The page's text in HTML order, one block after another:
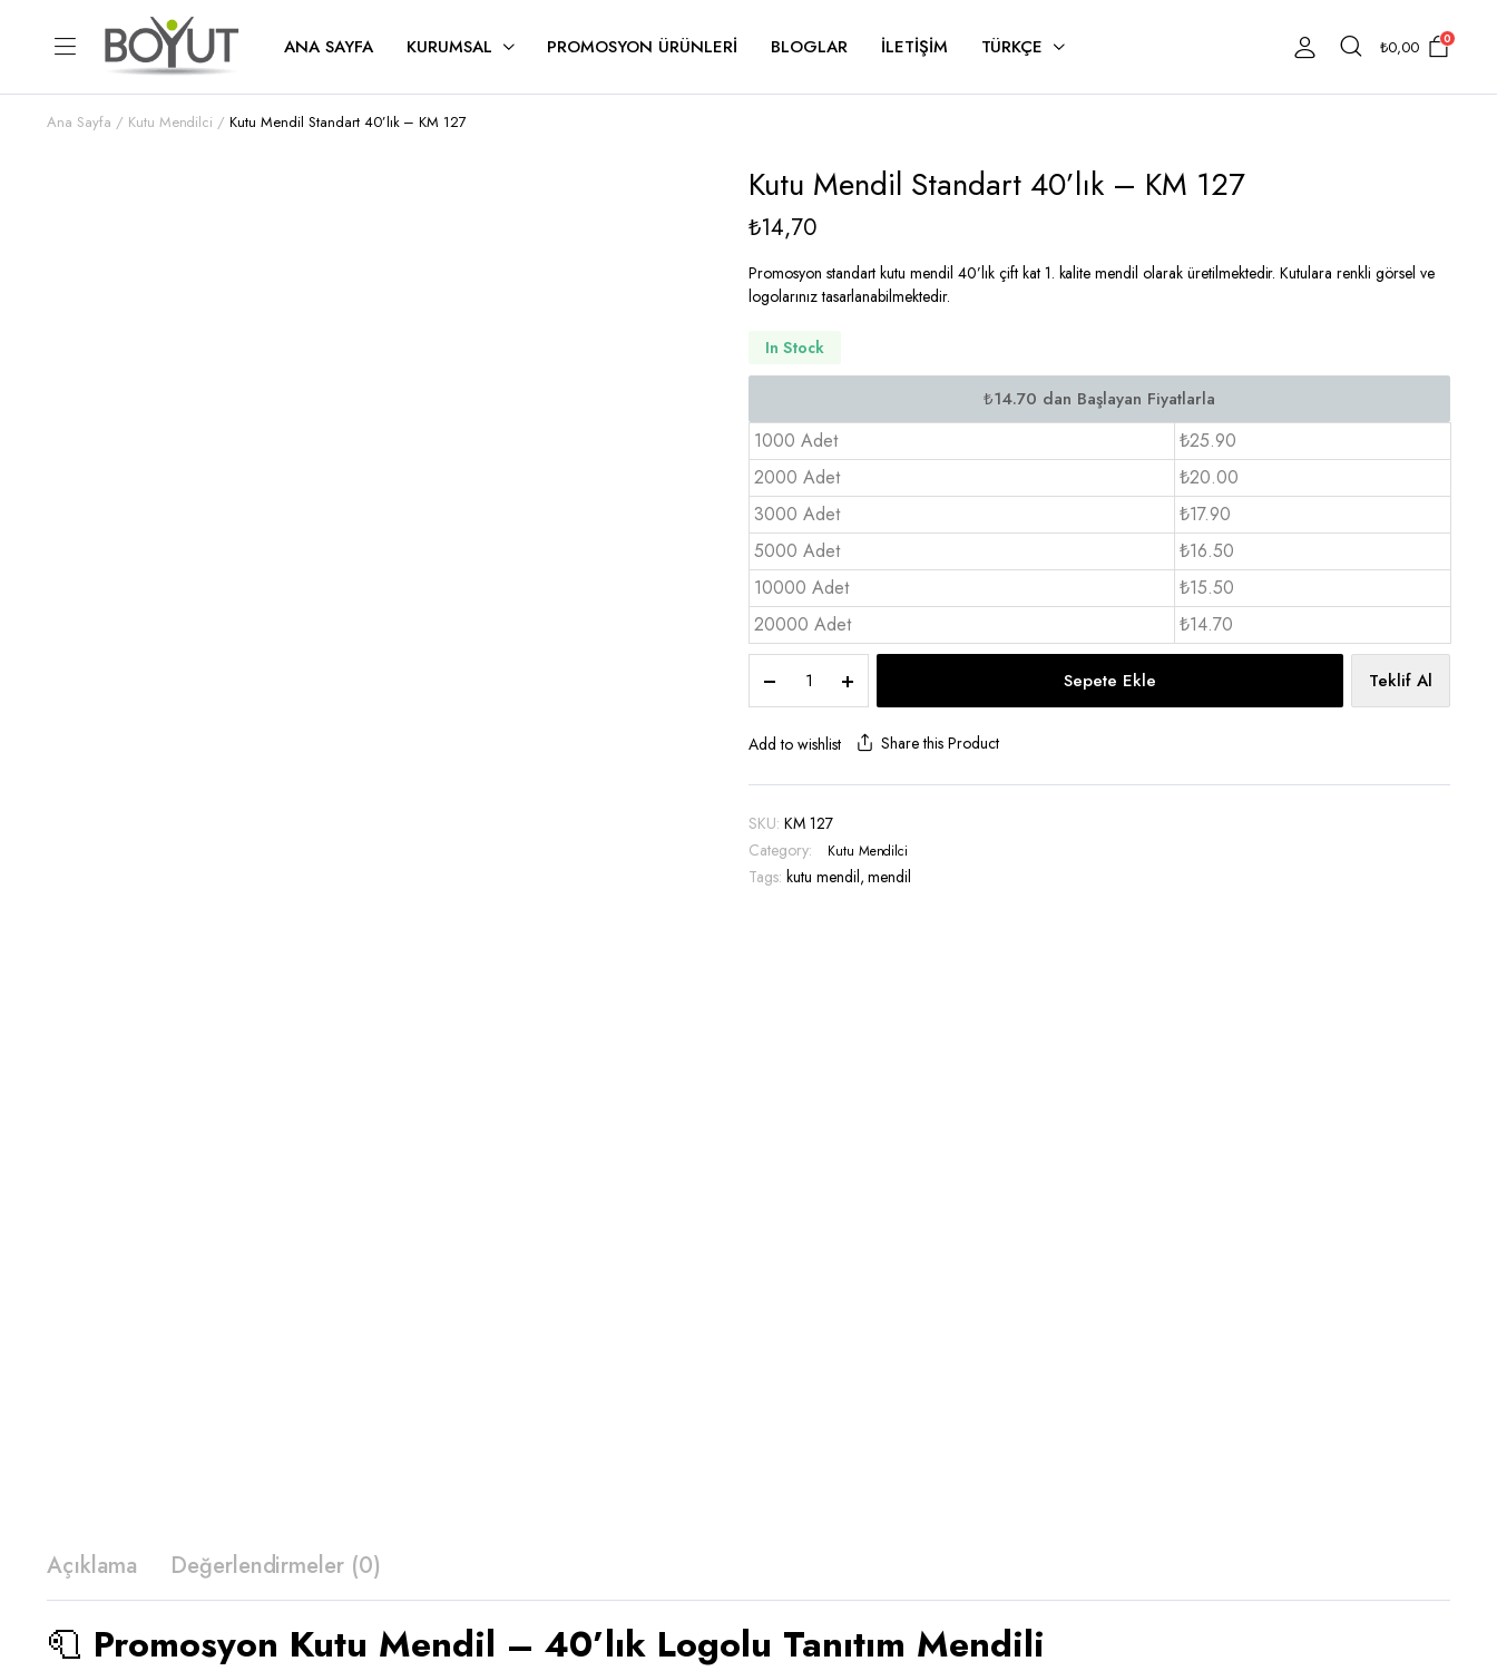
ANA SAYFA KURUMSAL PROMOSYON ÜRÜNLERI BLOGLAR İLETIŞIM TÜRKÇE ₺0,00 0
Ana Sayfa Kutu Mendilci Kutu Mendil Standart 40’lık – KM 127
Kutu Mendil Standart 40’lık – KM 127
₺14,70
Promosyon standart kutu mendil 40’lık çift kat 1. kalite mendil olarak üretilmektedir. Kutulara renkli görsel ve
logolarınız tasarlanabilmektedir.
In Stock
1000 Adet
₺25.90
2000 Adet
₺20.00
3000 Adet
₺17.90
5000 Adet
₺16.50
10000 Adet
₺15.50
20000 Adet
₺14.70
Mendil
Standart
40’lık
KM
quantity
Sepete Ekle Teklif Al
Add to wishlist Share this Product
SKU: KM 127
Category:
Kutu Mendilci
Tags: kutu mendil,mendil
Açıklama Değerlendirmeler (0)
🧻 Promosyon Kutu Mendil – 40’lık Logolu Tanıtım Mendili